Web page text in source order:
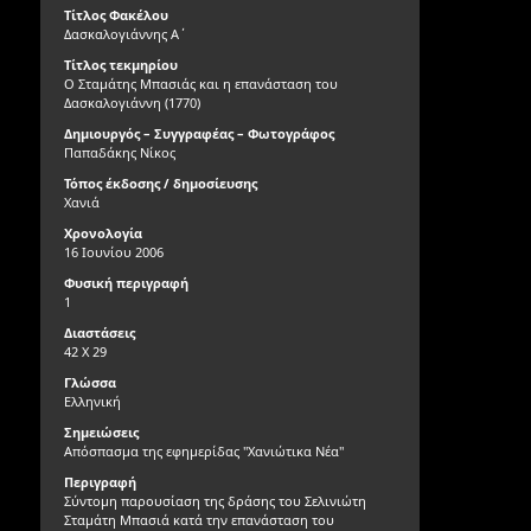
Τίτλος Φακέλου
Δασκαλογιάννης Α΄
Τίτλος τεκμηρίου
Ο Σταμάτης Μπασιάς και η επανάσταση του
Δασκαλογιάννη (1770)
Δημιουργός – Συγγραφέας – Φωτογράφος
Παπαδάκης Νίκος
Τόπος έκδοσης / δημοσίευσης
Χανιά
Χρονολογία
16 Ιουνίου 2006
Φυσική περιγραφή
1
Διαστάσεις
42 X 29
Γλώσσα
Ελληνική
Σημειώσεις
Απόσπασμα της εφημερίδας "Χανιώτικα Νέα"
Περιγραφή
Σύντομη παρουσίαση της δράσης του Σελινιώτη
Σταμάτη Μπασιά κατά την επανάσταση του